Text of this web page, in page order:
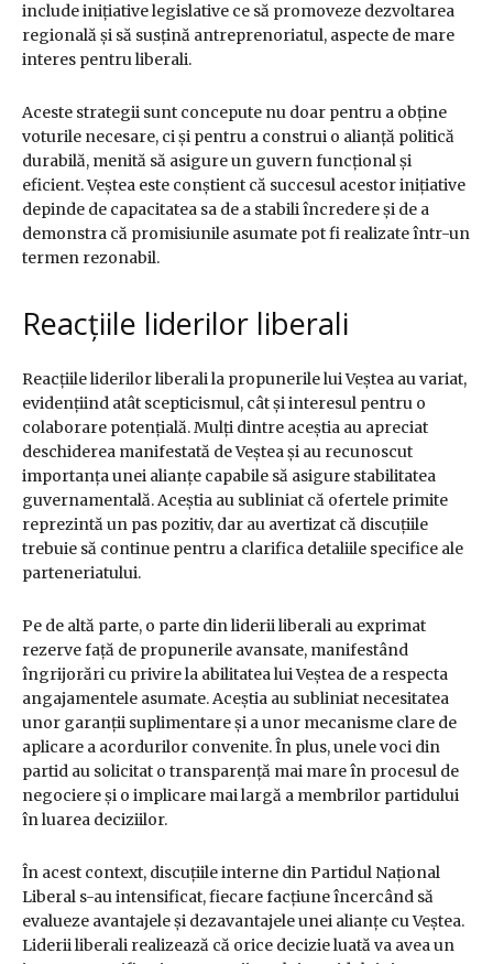
include inițiative legislative ce să promoveze dezvoltarea
regională și să susțină antreprenoriatul, aspecte de mare
interes pentru liberali.
Aceste strategii sunt concepute nu doar pentru a obține
voturile necesare, ci și pentru a construi o alianță politică
durabilă, menită să asigure un guvern funcțional și
eficient. Veștea este conștient că succesul acestor inițiative
depinde de capacitatea sa de a stabili încredere și de a
demonstra că promisiunile asumate pot fi realizate într-un
termen rezonabil.
Reacțiile liderilor liberali
Reacțiile liderilor liberali la propunerile lui Veștea au variat,
evidențiind atât scepticismul, cât și interesul pentru o
colaborare potențială. Mulți dintre aceștia au apreciat
deschiderea manifestată de Veștea și au recunoscut
importanța unei alianțe capabile să asigure stabilitatea
guvernamentală. Aceștia au subliniat că ofertele primite
reprezintă un pas pozitiv, dar au avertizat că discuțiile
trebuie să continue pentru a clarifica detaliile specifice ale
parteneriatului.
Pe de altă parte, o parte din liderii liberali au exprimat
rezerve față de propunerile avansate, manifestând
îngrijorări cu privire la abilitatea lui Veștea de a respecta
angajamentele asumate. Aceștia au subliniat necesitatea
unor garanții suplimentare și a unor mecanisme clare de
aplicare a acordurilor convenite. În plus, unele voci din
partid au solicitat o transparență mai mare în procesul de
negociere și o implicare mai largă a membrilor partidului
în luarea deciziilor.
În acest context, discuțiile interne din Partidul Național
Liberal s-au intensificat, fiecare facțiune încercând să
evalueze avantajele și dezavantajele unei alianțe cu Veștea.
Liderii liberali realizează că orice decizie luată va avea un